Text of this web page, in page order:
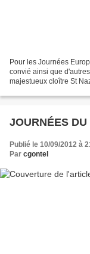
Pour les Journées
convié ainsi que
majestueux cloître St
JOURNÉES
Publié le 10/09/2012 à
Par cgontel